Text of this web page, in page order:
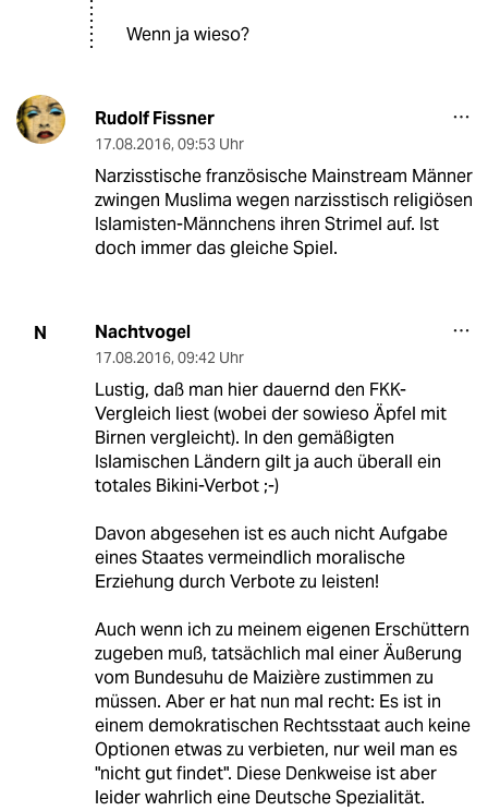
Wenn ja wieso?
Rudolf Fissner
17.08.2016, 09:53 Uhr
Narzisstische französische Mainstream Männer
zwingen Muslima wegen narzisstisch religiösen
Islamisten-Männchens ihren Strimel auf. Ist
doch immer das gleiche Spiel.
N Nachtvogel
17.08.2016, 09:42 Uhr
Lustig, daß man hier dauernd den FKK-
Vergleich liest (wobei der sowieso Äpfel mit
Birnen vergleicht). In den gemäßigten
Islamischen Ländern gilt ja auch überall ein
totales Bikini-Verbot ;-)
Davon abgesehen ist es auch nicht Aufgabe
eines Staates vermeindlich moralische
Erziehung durch Verbote zu leisten!
Auch wenn ich zu meinem eigenen Erschüttern
zugeben muß, tatsächlich mal einer Äußerung
vom Bundesuhu de Maizière zustimmen zu
müssen. Aber er hat nun mal recht: Es ist in
einem demokratischen Rechtsstaat auch keine
Optionen etwas zu verbieten, nur weil man es
"nicht gut findet". Diese Denkweise ist aber
leider wahrlich eine Deutsche Spezialität.